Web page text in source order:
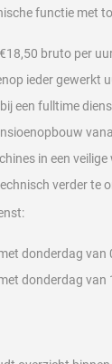
functie met
bruto per
ieder gewerkt
een fulltime
in een
verder te
donderdag
donderdag